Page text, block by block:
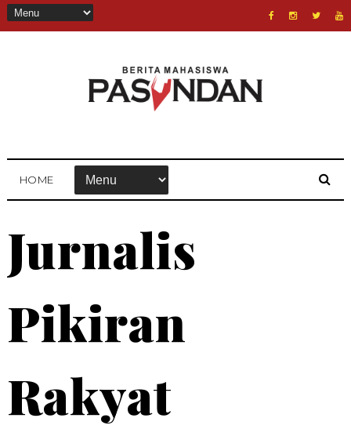
HOME
Jurnalis
Pikiran
Rakyat